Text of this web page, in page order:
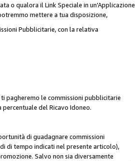
o qualora il Link Speciale in un'Applicazione
mettere a tua disposizione,
Pubblicitarie, con la relativa
ti pagheremo le commissioni pubblicitarie
percentuale del Ricavo Idoneo.
di guadagnare commissioni
di tempo indicati nel presente articolo),
Salvo non sia diversamente